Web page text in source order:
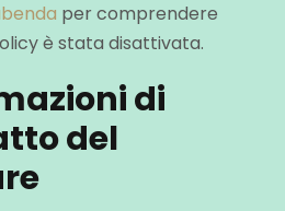
per comprendere
è stata disattivata.
di
del